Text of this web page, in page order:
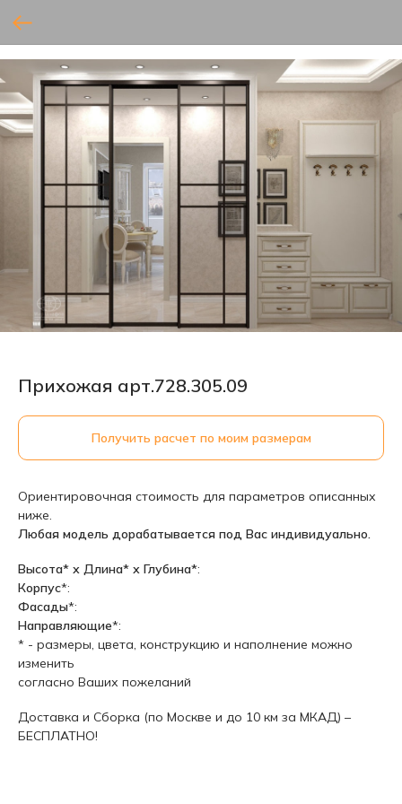
Прихожая арт.728.305.09
Получить расчет по моим размерам
Ориентировочная стоимость для параметров описанных
ниже.
Любая модель дорабатывается под Вас индивидуально.
Высота* х Длина* х Глубина*:
Корпус*:
Фасады*:
Направляющие*:
* - размеры, цвета, конструкцию и наполнение можно
изменить
согласно Ваших пожеланий
Доставка и Сборка (по Москве и до 10 км за МКАД) –
БЕСПЛАТНО!